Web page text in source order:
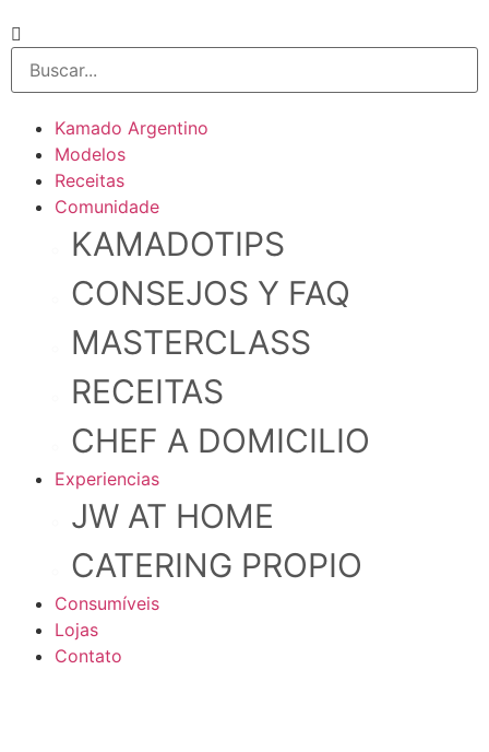
Kamado Argentino
Modelos
Receitas
Comunidade
KAMADOTIPS
CONSEJOS Y FAQ
MASTERCLASS
RECEITAS
CHEF A DOMICILIO
Experiencias
JW AT HOME
CATERING PROPIO
Consumíveis
Lojas
Contato